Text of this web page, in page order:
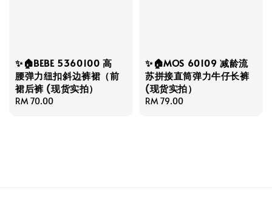
✨🏠BEBE 5360100 高
腰弹力纽扣斜边裤裙（前
裙后裤 (现货实拍）
Regular
RM 70.00
✨🏠MOS 60109 减龄流
苏拼接直筒弹力牛仔长裤
(现货实拍）
Regular
RM 79.00